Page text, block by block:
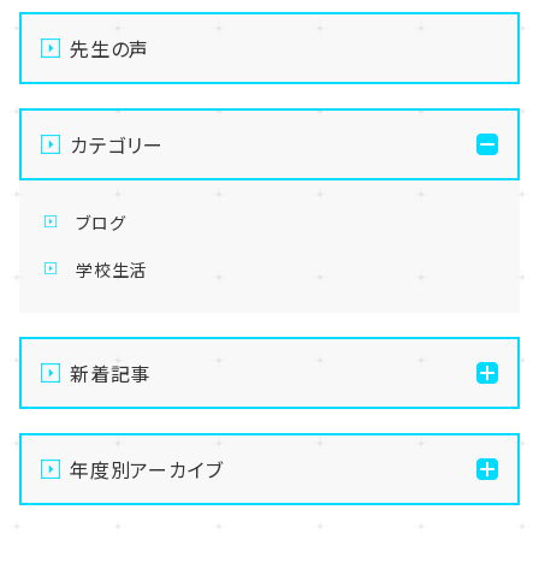
先生の声
カテゴリー
ブログ
学校生活
新着記事
【なんば】体験授業で高級感のあるマンゴータルト作り
ました！🥭✨
【なんば】キラリと輝く宝物✨「光るハーバリウム」作り
年度別アーカイブ